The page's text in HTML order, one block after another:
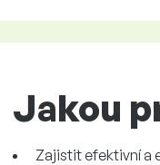
Jakou
Zajistit efektivní a